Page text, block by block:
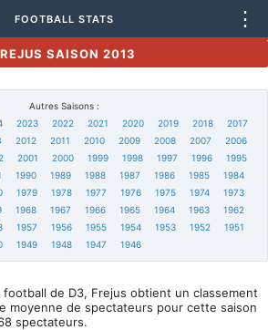
FOOTBALL STATS ⋮
SAISON 2013
Autres Saisons :
2023 2022 2021 2020 2019 2018
2017
2012 2011 2010 2009 2008 2007
2006
2001 2000 1999 1998 1997 1996
1995
1990 1989 1988 1987 1986 1985
1984
1979 1978 1977 1976 1975 1974
1973
1968 1967 1966 1965 1964 1963
1962
1957 1956 1955 1954 1953 1952
1951
1949 1948 1947 1946
football de D3, Frejus obtient un classement
moyenne de spectateurs pour cette saison
spectateurs.